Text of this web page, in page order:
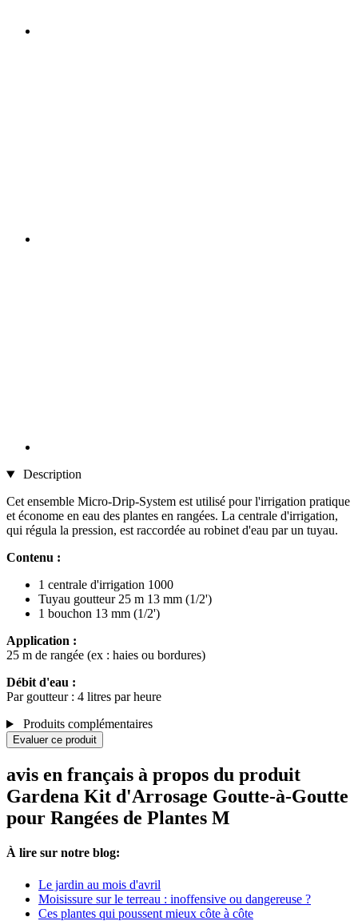
Description
Cet ensemble Micro-Drip-System est utilisé pour l'irrigation pratique
et économe en eau des plantes en rangées. La centrale d'irrigation,
qui régula la pression, est raccordée au robinet d'eau par un tuyau.
Contenu :
1 centrale d'irrigation 1000
Tuyau goutteur 25 m 13 mm (1/2')
1 bouchon 13 mm (1/2')
Application :
25 m de rangée (ex : haies ou bordures)
Débit d'eau :
Par goutteur : 4 litres par heure
Produits complémentaires
Evaluer ce produit
avis en français à propos du produit
Gardena Kit d'Arrosage Goutte-à-Goutte
pour Rangées de Plantes M
À lire sur notre blog:
Le jardin au mois d'avril
Moisissure sur le terreau : inoffensive ou dangereuse ?
Ces plantes qui poussent mieux côte à côte